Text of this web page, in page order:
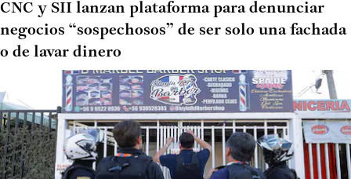
CNC y SII lanzan plataforma para denunciar
negocios “sospechosos” de ser solo una fachada
o de lavar dinero